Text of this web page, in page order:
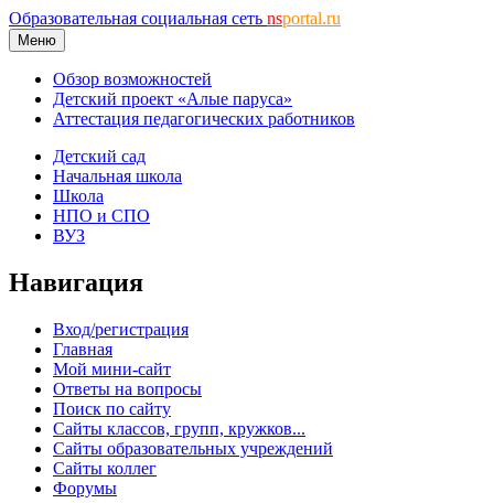
Образовательная социальная сеть nsportal.ru
Меню
Обзор возможностей
Детский проект «Алые паруса»
Аттестация педагогических работников
Детский сад
Начальная школа
Школа
НПО и СПО
ВУЗ
Навигация
Вход/регистрация
Главная
Мой мини-сайт
Ответы на вопросы
Поиск по сайту
Сайты классов, групп, кружков...
Сайты образовательных учреждений
Сайты коллег
Форумы